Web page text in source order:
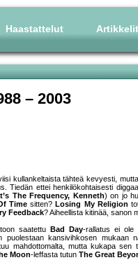
Haastattelut Artikkelit
– 2003
kullankeltaista tähteä kevyesti,
Tiedän ettei henkilökohtaisesti
The Frequency, Kenneth) on jo
Time sitten? Losing My Religion
Feedback? Aiheellista kitinää, sanon
saatettu
Bad Day-rallatus ei ole
puolestaan kansivihkosen mukaan
mahdottomalta, mutta kukapa sen
Moon-leffasta tutun The Great